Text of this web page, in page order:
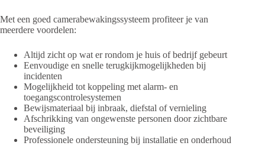
Met een goed camerabewakingssysteem profiteer je van
meerdere voordelen:
Altijd zicht op wat er rondom je huis of bedrijf gebeurt
Eenvoudige en snelle terugkijkmogelijkheden bij
incidenten
Mogelijkheid tot koppeling met alarm- en
toegangscontrolesystemen
Bewijsmateriaal bij inbraak, diefstal of vernieling
Afschrikking van ongewenste personen door zichtbare
beveiliging
Professionele ondersteuning bij installatie en onderhoud